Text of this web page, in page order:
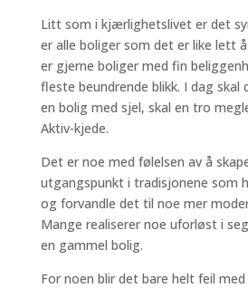
Litt som i kjærlighetslivet er det
er alle boliger som det er like lett
er gjerne boliger med fin
fleste beundrende blikk. I dag
en bolig med sjel, skal en tro
Aktiv-kjede.
Det er noe med følelsen av å
utgangspunkt i tradisjonene som
og forvandle det til noe mer
Mange realiserer noe uforløst i
en gammel bolig.
For noen blir det bare helt feil